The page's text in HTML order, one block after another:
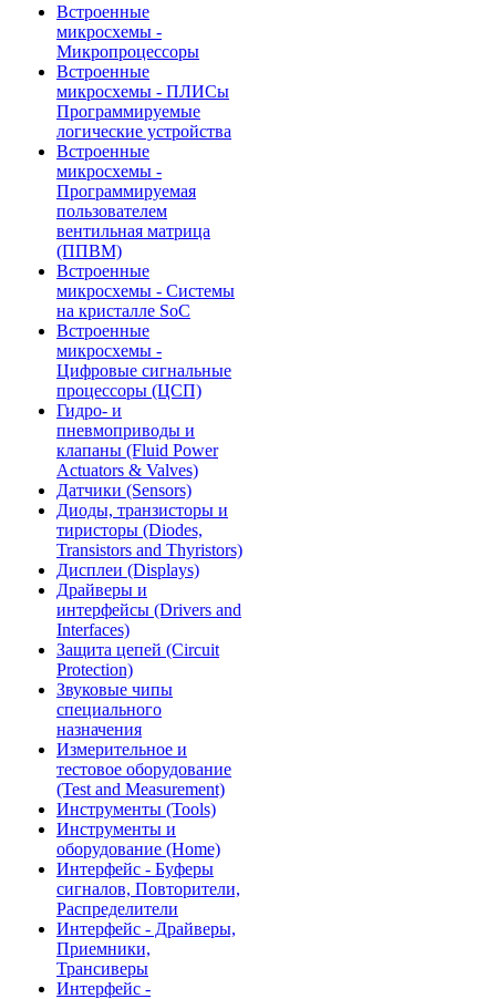
Встроенные
микросхемы -
Микропроцессоры
Встроенные
микросхемы - ПЛИСы
Программируемые
логические устройства
Встроенные
микросхемы -
Программируемая
пользователем
вентильная матрица
(ППВМ)
Встроенные
микросхемы - Системы
на кристалле SoC
Встроенные
микросхемы -
Цифровые сигнальные
процессоры (ЦСП)
Гидро- и
пневмоприводы и
клапаны (Fluid Power
Actuators & Valves)
Датчики (Sensors)
Диоды, транзисторы и
тиристоры (Diodes,
Transistors and Thyristors)
Дисплеи (Displays)
Драйверы и
интерфейсы (Drivers and
Interfaces)
Защита цепей (Circuit
Protection)
Звуковые чипы
специального
назначения
Измерительное и
тестовое оборудование
(Test and Measurement)
Инструменты (Tools)
Инструменты и
оборудование (Home)
Интерфейс - Буферы
сигналов, Повторители,
Распределители
Интерфейс - Драйверы,
Приемники,
Трансиверы
Интерфейс -